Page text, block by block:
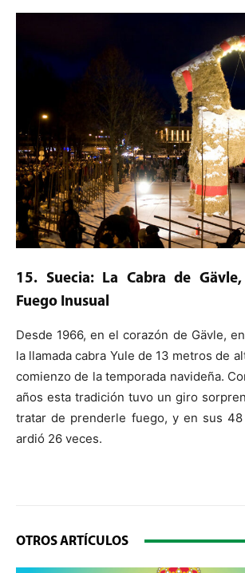
15. Suecia: La Cabra de
Fuego Inusual
Desde 1966, en el corazón de Gävle,
la llamada cabra Yule de 13 metros de
comienzo de la temporada navideña.
años esta tradición tuvo un giro
tratar de prenderle fuego, y en sus
ardió 26 veces.
OTROS ARTÍCULOS